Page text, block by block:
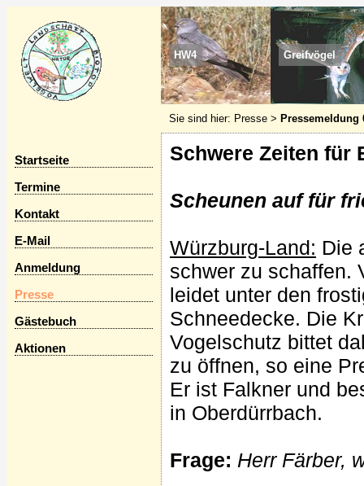
HW4 Greifvögel
Sie sind hier: Presse > Pressemeldung
Startseite
Termine
Kontakt
E-Mail
Anmeldung
Presse
Gästebuch
Aktionen
Schwere Zeiten für
Scheunen auf für
Würzburg-Land: Die
schwer zu schaffen.
leidet unter den
Schneedecke. Die
Vogelschutz bittet
zu öffnen, so eine
Er ist Falkner und
in Oberdürrbach.
Frage: Herr Färber,